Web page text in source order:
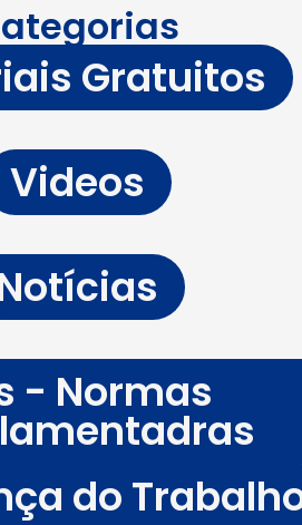
Gratuitos
Videos
- Normas
do